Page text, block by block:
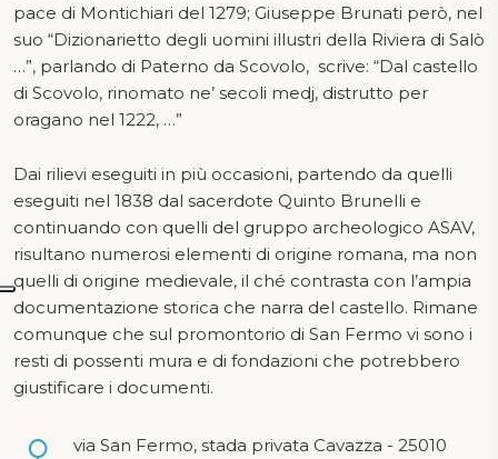
pace di Montichiari del 1279; Giuseppe Brunati però, nel
suo “Dizionarietto degli uomini illustri della Riviera di Salò
…”, parlando di Paterno da Scovolo, scrive: “Dal castello
di Scovolo, rinomato ne’ secoli medj, distrutto per
oragano nel 1222, …”
Dai rilievi eseguiti in più occasioni, partendo da quelli
eseguiti nel 1838 dal sacerdote Quinto Brunelli e
continuando con quelli del gruppo archeologico ASAV,
risultano numerosi elementi di origine romana, ma non
quelli di origine medievale, il ché contrasta con l’ampia
documentazione storica che narra del castello. Rimane
comunque che sul promontorio di San Fermo vi sono i
resti di possenti mura e di fondazioni che potrebbero
giustificare i documenti.
via San Fermo, stada privata Cavazza - 25010